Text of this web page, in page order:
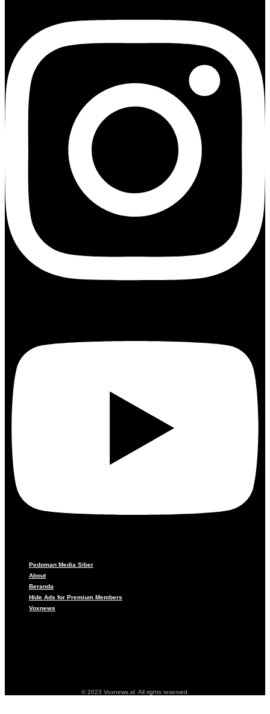
Pedoman Media Siber
About
Beranda
Hide Ads for Premium Members
Voxnews
© 2023 Voxnews.id. All rights reserved.